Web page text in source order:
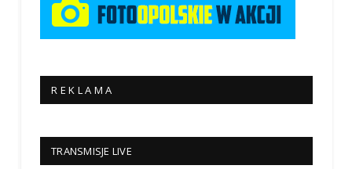
R E K L A M A
TRANSMISJE LIVE